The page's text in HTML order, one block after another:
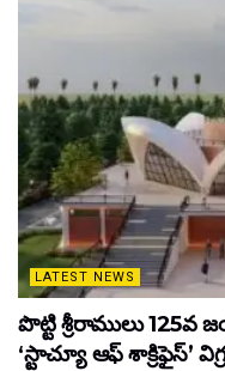
LATEST NEWS
పొట్టి శ్రీరాములు
‘స్టాచ్యూ ఆఫ్ శాక్రిఫైస్’